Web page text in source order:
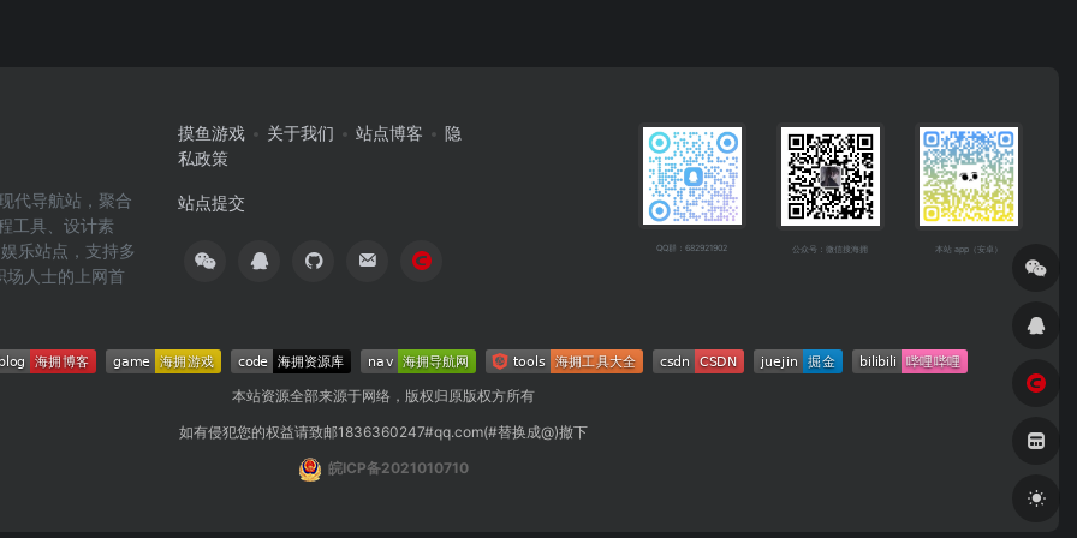
代导航站，聚合
工具、设计素
乐站点，支持多
场人士的上网首
摸鱼游戏 关于我们 站点博客
隐
私政策
站点提交
QQ群：682921902 公众号：微信搜海拥 本站 app（安卓）
本站资源全部来源于网络，版权归原版权方所有
如有侵犯您的权益请致邮1836360247#qq.com(#替换成@)撤下
皖ICP备2021010710